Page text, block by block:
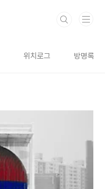
위치로그 방명록